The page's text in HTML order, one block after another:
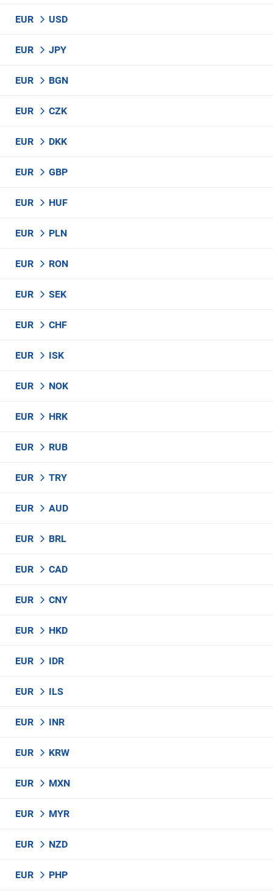
EUR USD
EUR JPY
EUR BGN
EUR CZK
EUR DKK
EUR GBP
EUR HUF
EUR PLN
EUR RON
EUR SEK
EUR CHF
EUR ISK
EUR NOK
EUR HRK
EUR RUB
EUR TRY
EUR AUD
EUR BRL
EUR CAD
EUR CNY
EUR HKD
EUR IDR
EUR ILS
EUR INR
EUR KRW
EUR MXN
EUR MYR
EUR NZD
EUR PHP